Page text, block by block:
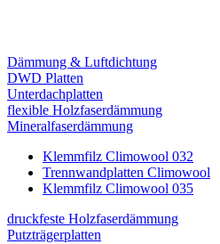
Dämmung & Luftdichtung
DWD Platten
Unterdachplatten
flexible Holzfaserdämmung
Mineralfaserdämmung
Klemmfilz Climowool 032
Trennwandplatten Climowool
Klemmfilz Climowool 035
druckfeste Holzfaserdämmung
Putzträgerplatten